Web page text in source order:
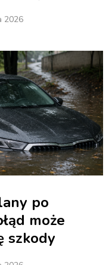
2026
po
może
szkody